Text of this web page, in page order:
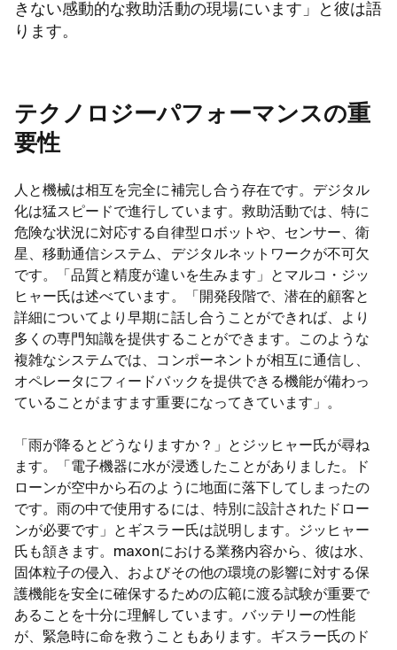
きない感動的な救助活動の現場にいます」と彼は語
ります。
テクノロジーパフォーマンスの重
要性
人と機械は相互を完全に補完し合う存在です。デジタル
化は猛スピードで進行しています。救助活動では、特に
危険な状況に対応する自律型ロボットや、センサー、衛
星、移動通信システム、デジタルネットワークが不可欠
です。「品質と精度が違いを生みます」とマルコ・ジッ
ヒャー氏は述べています。「開発段階で、潜在的顧客と
詳細についてより早期に話し合うことができれば、より
多くの専門知識を提供することができます。このような
複雑なシステムでは、コンポーネントが相互に通信し、
オペレータにフィードバックを提供できる機能が備わっ
ていることがますます重要になってきています」。
「雨が降るとどうなりますか？」とジッヒャー氏が尋ね
ます。「電子機器に水が浸透したことがありました。ド
ローンが空中から石のように地面に落下してしまったの
です。雨の中で使用するには、特別に設計されたドロー
ンが必要です」とギスラー氏は説明します。ジッヒャー
氏も頷きます。maxonにおける業務内容から、彼は水、
固体粒子の侵入、およびその他の環境の影響に対する保
護機能を安全に確保するための広範に渡る試験が重要で
あることを十分に理解しています。バッテリーの性能
が、緊急時に命を救うこともあります。ギスラー氏のド